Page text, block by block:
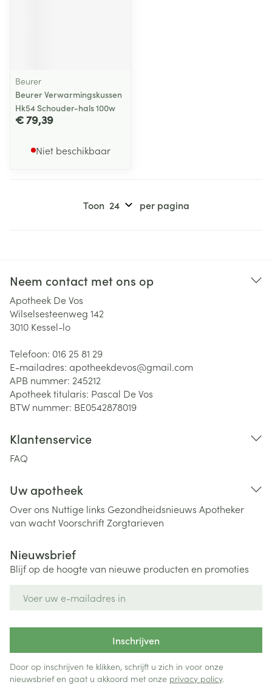
Beurer
Beurer Verwarmingskussen
Hk54 Schouder-hals 100w
€ 79,39
Niet beschikbaar
Toon per pagina
Neem contact met ons op
Apotheek De Vos
Wilselsesteenweg 142
3010 Kessel-lo
Telefoon: 016 25 81 29
E-mailadres: apotheekdevos@gmail.com
APB nummer: 245212
Apotheek titularis: Pascal De Vos
BTW nummer: BE0542878019
Klantenservice
FAQ
Uw apotheek
Over ons Nuttige links Gezondheidsnieuws Apotheker
van wachtVoorschriftZorgtarieven
Nieuwsbrief
Blijf op de hoogte van nieuwe producten en promoties
Inschrijven
Door op inschrijven te klikken, schrijft u zich in voor onze
nieuwsbrief en gaat u akkoord met onze privacy policy.